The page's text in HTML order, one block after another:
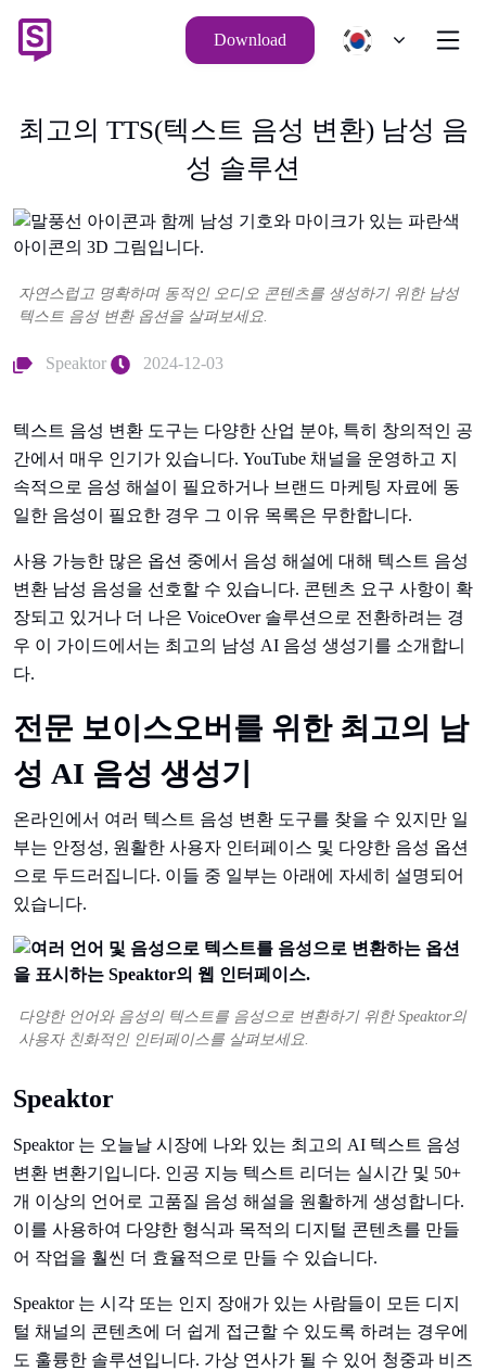
Download
최고의 TTS(텍스트 음성 변환) 남성 음
성 솔루션
자연스럽고 명확하며 동적인 오디오 콘텐츠를 생성하기 위한 남성
텍스트 음성 변환 옵션을 살펴보세요.
Speaktor 2024-12-03
텍스트 음성 변환 도구는 다양한 산업 분야, 특히 창의적인 공
간에서 매우 인기가 있습니다. YouTube 채널을 운영하고 지
속적으로 음성 해설이 필요하거나 브랜드 마케팅 자료에 동
일한 음성이 필요한 경우 그 이유 목록은 무한합니다.
사용 가능한 많은 옵션 중에서 음성 해설에 대해 텍스트 음성
변환 남성 음성을 선호할 수 있습니다. 콘텐츠 요구 사항이 확
장되고 있거나 더 나은 VoiceOver 솔루션으로 전환하려는 경
우 이 가이드에서는 최고의 남성 AI 음성 생성기를 소개합니
다.
전문 보이스오버를 위한 최고의 남
성 AI 음성 생성기
온라인에서 여러 텍스트 음성 변환 도구를 찾을 수 있지만 일
부는 안정성, 원활한 사용자 인터페이스 및 다양한 음성 옵션
으로 두드러집니다. 이들 중 일부는 아래에 자세히 설명되어
있습니다.
다양한 언어와 음성의 텍스트를 음성으로 변환하기 위한 Speaktor의
사용자 친화적인 인터페이스를 살펴보세요.
Speaktor
Speaktor 는 오늘날 시장에 나와 있는 최고의 AI 텍스트 음성
변환 변환기입니다. 인공 지능 텍스트 리더는 실시간 및 50+
개 이상의 언어로 고품질 음성 해설을 원활하게 생성합니다.
이를 사용하여 다양한 형식과 목적의 디지털 콘텐츠를 만들
어 작업을 훨씬 더 효율적으로 만들 수 있습니다.
Speaktor 는 시각 또는 인지 장애가 있는 사람들이 모든 디지
털 채널의 콘텐츠에 더 쉽게 접근할 수 있도록 하려는 경우에
도 훌륭한 솔루션입니다. 가상 연사가 될 수 있어 청중과 비즈